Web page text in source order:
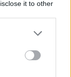
it to other
more Google
may click to
party tags to
below Google